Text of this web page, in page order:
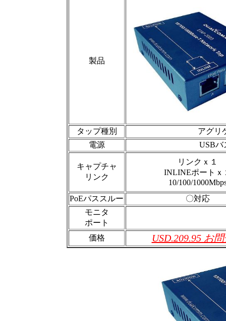
製品
タップ種別
アグリ
電源
USBバ
キャプチャ
リンク
リンクｘ１
INLINEポートｘ
10/100/
PoEパススルー
〇対応
モニタ
ポート
価格
USD.209.95 お